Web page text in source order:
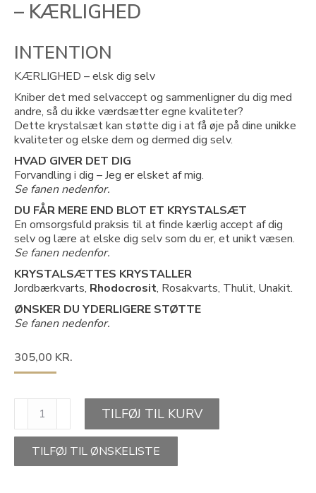
– KÆRLIGHED
INTENTION
KÆRLIGHED – elsk dig selv
Kniber det med selvaccept og sammenligner du dig med
andre, så du ikke værdsætter egne kvaliteter?
Dette krystalsæt kan støtte dig i at få øje på dine unikke
kvaliteter og elske dem og dermed dig selv.
HVAD GIVER DET DIG
Forvandling i dig – Jeg er elsket af mig.
Se fanen nedenfor.
DU FÅR MERE END BLOT ET KRYSTALSÆT
En omsorgsfuld praksis til at finde kærlig accept af dig
selv og lære at elske dig selv som du er, et unikt væsen.
Se fanen nedenfor.
KRYSTALSÆTTES KRYSTALLER
Jordbærkvarts, Rhodocrosit, Rosakvarts, Thulit, Unakit.
ØNSKER DU YDERLIGERE STØTTE
Se fanen nedenfor.
305,00 KR.
KRYSTALSÆT
BØRN-
KÆRLIGHED
antal
TILFØJ TIL KURV
TILFØJ TIL ØNSKELISTE